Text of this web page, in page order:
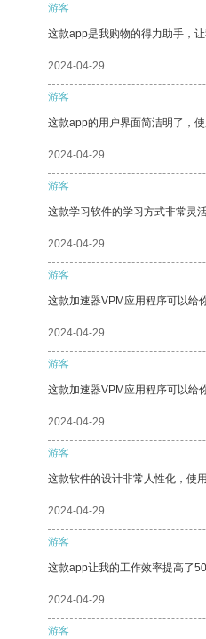
游客
这款app是我购物的得力助手，
2024-04-29
游客
这款app的用户界面简洁明了，
2024-04-29
游客
这款学习软件的学习方式非常灵
2024-04-29
游客
这款加速器VPM应用程序可以给
2024-04-29
游客
这款加速器VPM应用程序可以给
2024-04-29
游客
这款软件的设计非常人性化，使
2024-04-29
游客
这款app让我的工作效率提高了
2024-04-29
游客